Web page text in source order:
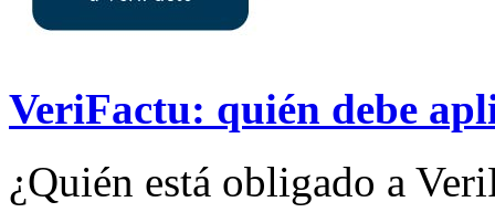
VeriFactu: quién debe
¿Quién está obligado a